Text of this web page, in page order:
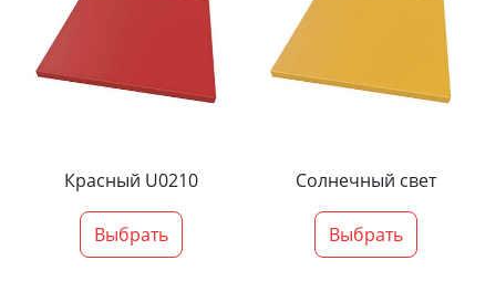
Красный U0210
Выбрать
Солнечный свет
Выбрать